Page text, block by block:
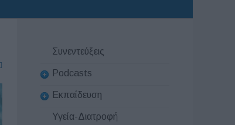
Συνεντεύξεις
Podcasts
Εκπαίδευση
Υγεία-Διατροφή